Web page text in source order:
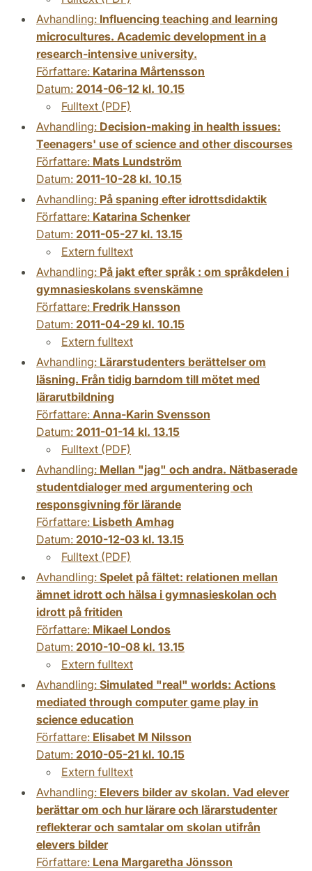
Avhandling: Influencing teaching and learning
microcultures. Academic development in a
research-intensive university.
Författare: Katarina Mårtensson
Datum: 2014-06-12 kl. 10.15
Fulltext (PDF)
Avhandling: Decision-making in health issues:
Teenagers' use of science and other discourses
Författare: Mats Lundström
Datum: 2011-10-28 kl. 10.15
Avhandling: På spaning efter idrottsdidaktik
Författare: Katarina Schenker
Datum: 2011-05-27 kl. 13.15
Extern fulltext
Avhandling: På jakt efter språk : om språkdelen i
gymnasieskolans svenskämne
Författare: Fredrik Hansson
Datum: 2011-04-29 kl. 10.15
Extern fulltext
Avhandling: Lärarstudenters berättelser om
läsning. Från tidig barndom till mötet med
lärarutbildning
Författare: Anna-Karin Svensson
Datum: 2011-01-14 kl. 13.15
Fulltext (PDF)
Avhandling: Mellan "jag" och andra. Nätbaserade
studentdialoger med argumentering och
responsgivning för lärande
Författare: Lisbeth Amhag
Datum: 2010-12-03 kl. 13.15
Fulltext (PDF)
Avhandling: Spelet på fältet: relationen mellan
ämnet idrott och hälsa i gymnasieskolan och
idrott på fritiden
Författare: Mikael Londos
Datum: 2010-10-08 kl. 13.15
Extern fulltext
Avhandling: Simulated "real" worlds: Actions
mediated through computer game play in
science education
Författare: Elisabet M Nilsson
Datum: 2010-05-21 kl. 10.15
Extern fulltext
Avhandling: Elevers bilder av skolan. Vad elever
berättar om och hur lärare och lärarstudenter
reflekterar och samtalar om skolan utifrån
elevers bilder
Författare: Lena Margaretha Jönsson